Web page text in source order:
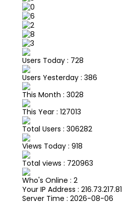
Users Today : 728
Users Yesterday : 386
This Month : 3028
This Year : 127013
Total Users : 306282
Views Today : 918
Total views : 720963
Who's Online : 2
Your IP Address : 216.73.217.81
Server Time : 2026-08-06